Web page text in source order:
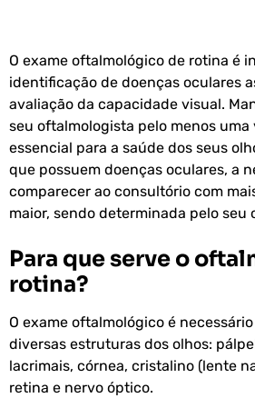
O exame oftalmológico de rotina é
identificação de doenças oculares
avaliação da capacidade visual.
seu oftalmologista pelo menos uma
essencial para a saúde dos seus
que possuem doenças oculares, a
comparecer ao consultório com
maior, sendo determinada pelo seu
Para que serve o
rotina?
O exame oftalmológico é
diversas estruturas dos olhos:
lacrimais, córnea, cristalino (lente
retina e nervo óptico.